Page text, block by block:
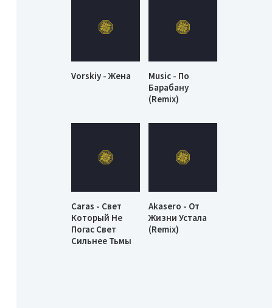
Vorskiy - Жена
Music - По
Барабану
(Remix)
Caras - Свет
Который Не
Погас Свет
Сильнее Тьмы
Akasero - От
Жизни Устала
(Remix)